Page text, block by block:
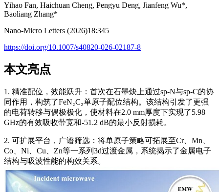
Yihao Fan, Haichuan Cheng, Pengyu Deng, Jianfeng Wu*,
Baoliang Zhang*
Nano-Micro Letters (2026)18:345
https://doi.org/10.1007/s40820-026-02187-8
本文亮点
1. 精准配位，效能跃升：首次在石墨炔上通过sp‑N与sp‑C的协
同作用，构筑了FeN₂C₂单原子配位结构。该结构引发了更强
的电荷转移与偶极极化，使材料在2.0 mm厚度下实现了5.98
GHz的有效吸收带宽和-51.2 dB的最小反射损耗。
2. 可扩展平台，广谱筛选：将单原子策略可拓展至Cr、Mn、
Co、Ni、Cu、Zn等一系列3d过渡金属，系统揭示了金属电子
结构与吸波性能的构效关系。